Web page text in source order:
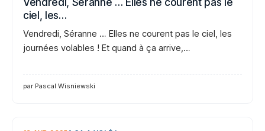
ciel, les…
Vendredi, Séranne … Elles ne courent pas le ciel, les
journées volables ! Et quand à ça arrive,…
par Pascal Wisniewski